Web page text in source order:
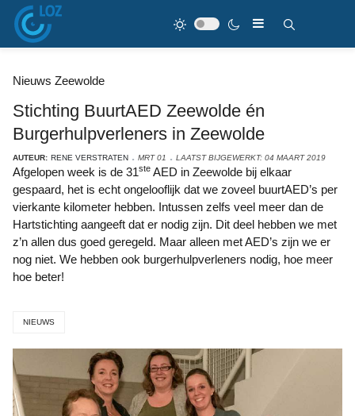
Nieuws Zeewolde
Stichting BuurtAED Zeewolde én
Burgerhulpverleners in Zeewolde
AUTEUR: RENE VERSTRATEN MRT 01 LAATST BIJGEWERKT: 04 MAART 2019
Afgelopen week is de 31ste AED in Zeewolde bij elkaar
gespaard, het is echt ongelooflijk dat we zoveel buurtAED’s per
vierkante kilometer hebben. Intussen zelfs veel meer dan de
Hartstichting aangeeft dat er nodig zijn. Dit deel hebben we met
z’n allen dus goed geregeld. Maar alleen met AED’s zijn we er
nog niet. We hebben ook burgerhulpverleners nodig, hoe meer
hoe beter!
NIEUWS